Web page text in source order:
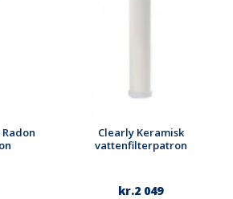
Clearly Keramisk
vattenfilterpatron
kr.2 049